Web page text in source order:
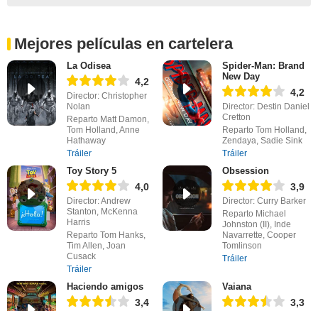
Mejores películas en cartelera
La Odisea
4,2
Director: Christopher
Nolan
Reparto Matt Damon,
Tom Holland, Anne
Hathaway
Tráiler
Spider-Man: Brand
New Day
4,2
Director: Destin Daniel
Cretton
Reparto Tom Holland,
Zendaya, Sadie Sink
Tráiler
Toy Story 5
4,0
Director: Andrew
Stanton, McKenna
Harris
Reparto Tom Hanks,
Tim Allen, Joan
Cusack
Tráiler
Obsession
3,9
Director: Curry Barker
Reparto Michael
Johnston (II), Inde
Navarrette, Cooper
Tomlinson
Tráiler
Haciendo amigos
3,4
Vaiana
3,3